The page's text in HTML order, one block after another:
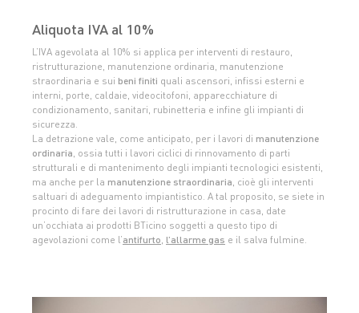
Aliquota IVA al 10%
L’IVA agevolata al 10% si applica per interventi di restauro,
ristrutturazione, manutenzione ordinaria, manutenzione
straordinaria e sui beni finiti quali ascensori, infissi esterni e
interni, porte, caldaie, videocitofoni, apparecchiature di
condizionamento, sanitari, rubinetteria e infine gli impianti di
sicurezza.
La detrazione vale, come anticipato, per i lavori di manutenzione
ordinaria , ossia tutti i lavori ciclici di rinnovamento di parti
strutturali e di mantenimento degli impianti tecnologici esistenti,
ma anche per la manutenzione straordinaria , cioè gli interventi
saltuari di adeguamento impiantistico. A tal proposito, se siete in
procinto di fare dei lavori di ristrutturazione in casa, date
un’occhiata ai prodotti BTicino soggetti a questo tipo di
agevolazioni come l’antifurto l’allarme gas e il salva fulmine.